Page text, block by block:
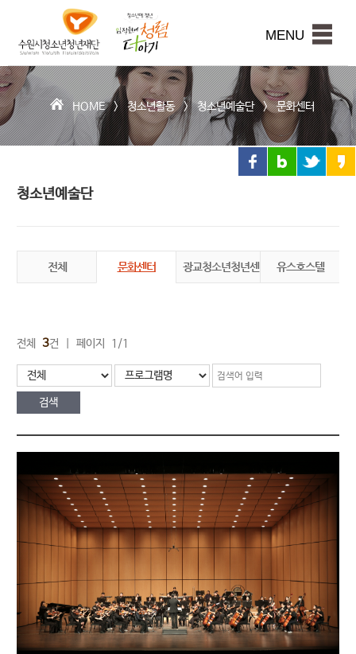
본문내용 바로가기
시
청
소
년
청
년
재
단
MENU
HOME >청소년활동>청소년예술단>문화센터
청소년예술단
전체 문화센터 광교청소년청년센터 유스호스텔
전체 3건 | 페이지 1/1